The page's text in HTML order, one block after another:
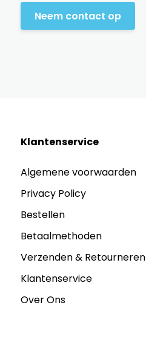
Neem contact op
Klantenservice
Algemene voorwaarden
Privacy Policy
Bestellen
Betaalmethoden
Verzenden & Retourneren
Klantenservice
Over Ons